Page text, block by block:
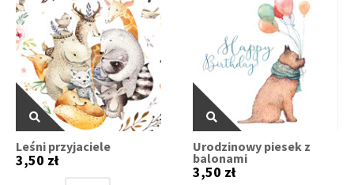
Leśni przyjaciele
3,50 zł
Urodzinowy piesek z
balonami
3,50 zł